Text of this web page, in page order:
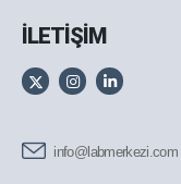
İLETİŞİM
info@labmerkezi.com